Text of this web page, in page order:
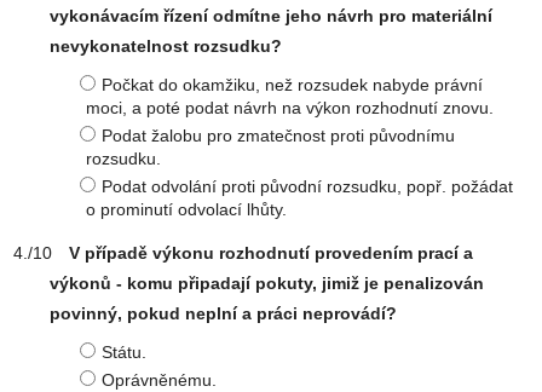
vykonávacím řízení odmítne jeho návrh pro materiální
nevykonatelnost rozsudku?
Počkat do okamžiku, než rozsudek nabyde právní
moci, a poté podat návrh na výkon rozhodnutí znovu.
Podat žalobu pro zmatečnost proti původnímu
rozsudku.
Podat odvolání proti původní rozsudku, popř. požádat
o prominutí odvolací lhůty.
V případě výkonu rozhodnutí provedením prací a
výkonů - komu připadají pokuty, jimiž je penalizován
povinný, pokud neplní a práci neprovádí?
Státu.
Oprávněnému.